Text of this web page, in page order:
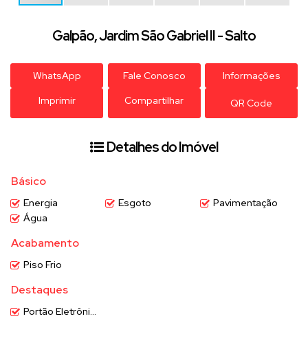
Galpão, Jardim São Gabriel II - Salto
WhatsApp Fale Conosco
Informações
Imprimir
Compartilhar QR Code
Detalhes do Imóvel
Básico
Energia Esgoto
Pavimentação
Água
Acabamento
Piso Frio
Destaques
Portão Eletrônico